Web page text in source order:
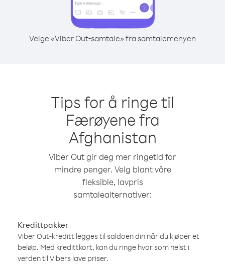
Velge «Viber Out-samtale» fra samtalemenyen
Tips for å ringe til
Færøyene fra
Afghanistan
Viber Out gir deg mer ringetid for
mindre penger. Velg blant våre
fleksible, lavpris
samtalealternativer:
Kredittpakker
Viber Out-kreditt legges til saldoen din når du kjøper et
beløp. Med kredittkort, kan du ringe hvor som helst i
verden til Vibers lave priser.